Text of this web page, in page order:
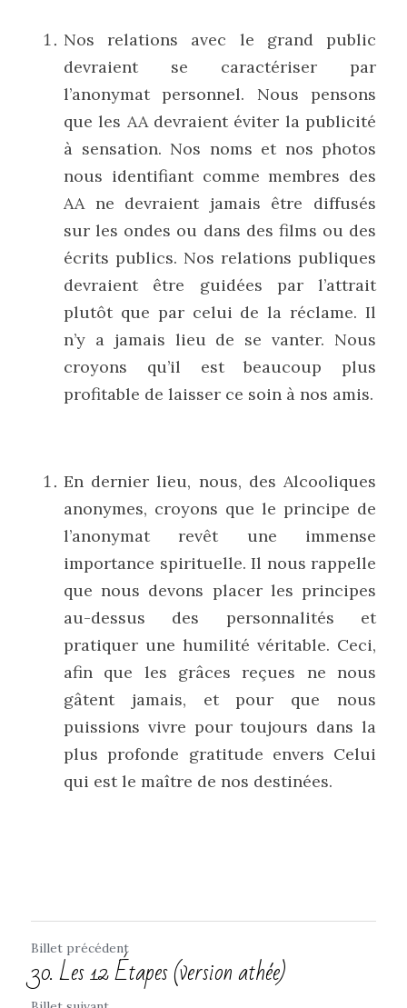
Nos relations avec le grand public
devraient se caractériser par
l’anonymat personnel. Nous pensons
que les AA devraient éviter la publicité
à sensation. Nos noms et nos photos
nous identifiant comme membres des
AA ne devraient jamais être diffusés
sur les ondes ou dans des films ou des
écrits publics. Nos relations publiques
devraient être guidées par l’attrait
plutôt que par celui de la réclame. Il
n’y a jamais lieu de se vanter. Nous
croyons qu’il est beaucoup plus
profitable de laisser ce soin à nos amis.
En dernier lieu, nous, des Alcooliques
anonymes, croyons que le principe de
l’anonymat revêt une immense
importance spirituelle. Il nous rappelle
que nous devons placer les principes
au-dessus des personnalités et
pratiquer une humilité véritable. Ceci,
afin que les grâces reçues ne nous
gâtent jamais, et pour que nous
puissions vivre pour toujours dans la
plus profonde gratitude envers Celui
qui est le maître de nos destinées.
Billet précédent
30. Les 12 Étapes (version athée)